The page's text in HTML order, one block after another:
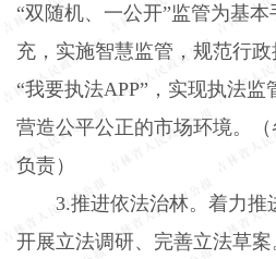
“双随机、一公开”监管为基
充，实施智慧监管，规范行
“我要执法APP”，实现执法监
营造公平公正的市场环境。
负责）
3.推进依法治林。着力推
开展立法调研、完善立法草